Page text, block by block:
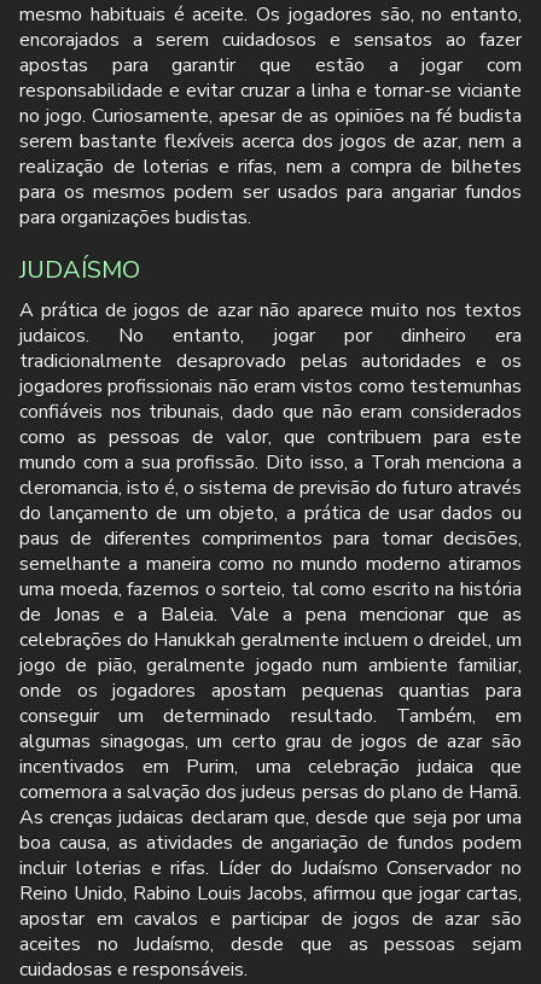
mesmo habituais é aceite. Os jogadores são, no entanto,
encorajados a serem cuidadosos e sensatos ao fazer
apostas para garantir que estão a jogar com
responsabilidade e evitar cruzar a linha e tornar-se viciante
no jogo. Curiosamente, apesar de as opiniões na fé budista
serem bastante flexíveis acerca dos jogos de azar, nem a
realização de loterias e rifas, nem a compra de bilhetes
para os mesmos podem ser usados para angariar fundos
para organizações budistas.
JUDAÍSMO
A prática de jogos de azar não aparece muito nos textos
judaicos. No entanto, jogar por dinheiro era
tradicionalmente desaprovado pelas autoridades e os
jogadores profissionais não eram vistos como testemunhas
confiáveis nos tribunais, dado que não eram considerados
como as pessoas de valor, que contribuem para este
mundo com a sua profissão. Dito isso, a Torah menciona a
cleromancia, isto é, o sistema de previsão do futuro através
do lançamento de um objeto, a prática de usar dados ou
paus de diferentes comprimentos para tomar decisões,
semelhante a maneira como no mundo moderno atiramos
uma moeda, fazemos o sorteio, tal como escrito na história
de Jonas e a Baleia. Vale a pena mencionar que as
celebrações do Hanukkah geralmente incluem o dreidel, um
jogo de pião, geralmente jogado num ambiente familiar,
onde os jogadores apostam pequenas quantias para
conseguir um determinado resultado. Também, em
algumas sinagogas, um certo grau de jogos de azar são
incentivados em Purim, uma celebração judaica que
comemora a salvação dos judeus persas do plano de Hamã.
As crenças judaicas declaram que, desde que seja por uma
boa causa, as atividades de angariação de fundos podem
incluir loterias e rifas. Líder do Judaísmo Conservador no
Reino Unido, Rabino Louis Jacobs, afirmou que jogar cartas,
apostar em cavalos e participar de jogos de azar são
aceites no Judaísmo, desde que as pessoas sejam
cuidadosas e responsáveis.